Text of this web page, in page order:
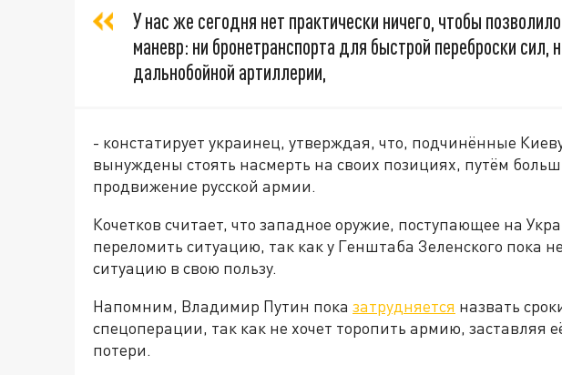
У нас же сегодня нет практически ничего, чтобы
маневр: ни бронетранспорта для быстрой переброски сил,
дальнобойной артиллерии,
- констатирует украинец, утверждая, что, подчинённые
вынуждены стоять насмерть на своих позициях, путём
продвижение русской армии.
Кочетков считает, что западное оружие, поступающее на
переломить ситуацию, так как у Генштаба Зеленского пока
ситуацию в свою пользу.
Напомним, Владимир Путин пока затрудняется назвать
спецоперации, так как не хочет торопить армию, заставляя
потери.